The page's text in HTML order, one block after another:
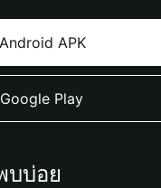
APK
Play
บบ่อย